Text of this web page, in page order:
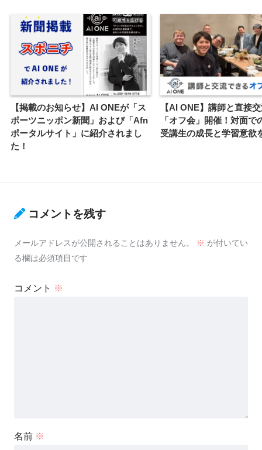
【掲載のお知らせ】AI ONEが「ス
ポーツニッポン新聞」および「Afn
ポータルサイト」に紹介されまし
た！
【AI ONE】講師と直接
「オフ会」開催！対面で
受講生の成長と学習意欲
コメントを残す
メールアドレスが公開されることはありません。 ※ が付いてい
る欄は必須項目です
コメント ※
名前 ※